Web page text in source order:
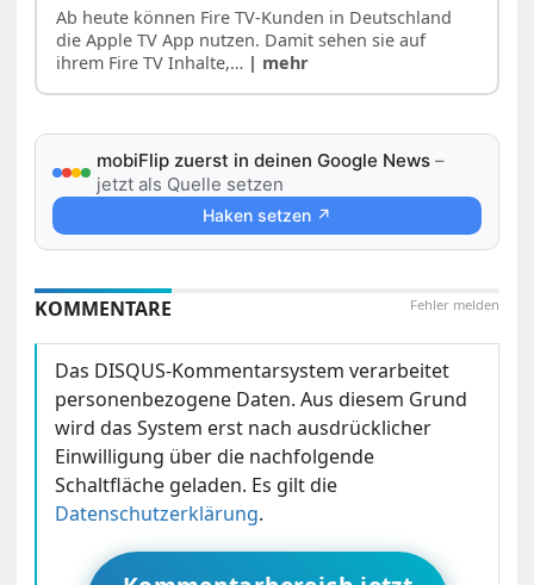
Ab heute können Fire TV-Kunden in Deutschland
die Apple TV App nutzen. Damit sehen sie auf
ihrem Fire TV Inhalte,… | mehr
mobiFlip zuerst in deinen Google News –
jetzt als Quelle setzen
Haken setzen ↗
Fehler melden
KOMMENTARE
Das DISQUS-Kommentarsystem verarbeitet
personenbezogene Daten. Aus diesem Grund
wird das System erst nach ausdrücklicher
Einwilligung über die nachfolgende
Schaltfläche geladen. Es gilt die
Datenschutzerklärung.